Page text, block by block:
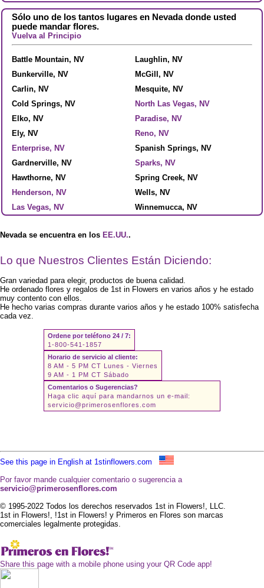
Sólo uno de los tantos lugares en Nevada donde usted
puede mandar flores.
Vuelva al Principio
Battle Mountain, NV
Bunkerville, NV
Carlin, NV
Cold Springs, NV
Elko, NV
Ely, NV
Enterprise, NV
Gardnerville, NV
Hawthorne, NV
Henderson, NV
Las Vegas, NV
Laughlin, NV
McGill, NV
Mesquite, NV
North Las Vegas, NV
Paradise, NV
Reno, NV
Spanish Springs, NV
Sparks, NV
Spring Creek, NV
Wells, NV
Winnemucca, NV
Nevada se encuentra en los EE.UU..
Lo que Nuestros Clientes Están Diciendo:
Gran variedad para elegir, productos de buena calidad.
He ordenado flores y regalos de 1st in Flowers en varios años y he estado
muy contento con ellos.
He hecho varias compras durante varios años y he estado 100% satisfecha
cada vez.
Ordene por teléfono 24 / 7:
1-800-541-1857
Horario de servicio al cliente:
8 AM - 5 PM CT Lunes - Viernes
9 AM - 1 PM CT Sábado
Comentarios o Sugerencias?
Haga clic aquí para mandarnos un e-mail:
servicio@primerosenflores.com
See this page in English at 1stinflowers.com
Por favor mande cualquier comentario o sugerencia a
servicio@primerosenflores.com
© 1995-2022 Todos los derechos reservados 1st in Flowers!, LLC.
1st in Flowers!, !1st in Flowers! y Primeros en Flores son marcas
comerciales legalmente protegidas.
Share this page with a mobile phone using your QR Code app!